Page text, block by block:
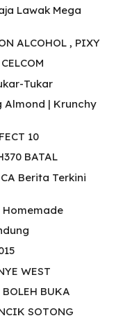
Lawak Mega
ALCOHOL , PIXY
Tukar
Almond | Krunchy
10
BATAL
Berita Terkini
WEST
BUKA
SOTONG